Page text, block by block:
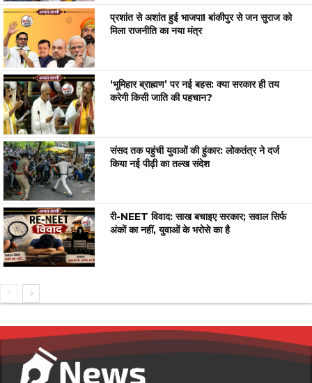
प्रशांत से अशांत हुई भाजपा! बांकीपुर से जन सुराज को
मिला राजनीति का नया मंत्र
‘भूमिहार ब्राह्मण’ पर नई बहस: क्या सरकार ही तय
करेगी किसी जाति की पहचान?
संसद तक पहुंची युवाओं की हुंकार: लोकतंत्र ने दर्ज
किया नई पीढ़ी का तल्ख संदेश
री-NEET विवाद: साख बचाइए सरकार; सवाल सिर्फ
अंकों का नहीं, युवाओं के भरोसे का है